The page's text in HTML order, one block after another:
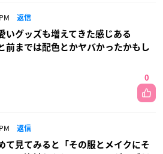
返信
いグッズも増えてきた感じある
前までは配色とかヤバかったかもし
0
返信
て見てみると「その服とメイクにそ